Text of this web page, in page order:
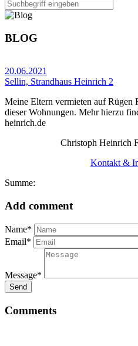
BLOG
20.06.2021
Sellin, Strandhaus Heinrich 2
Meine Eltern vermieten auf Rügen
dieser Wohnungen. Mehr hierzu
heinrich.de
Christoph Heinrich
Kontakt &
Summe:
Add comment
Name*
Email*
Message*
Send
Comments